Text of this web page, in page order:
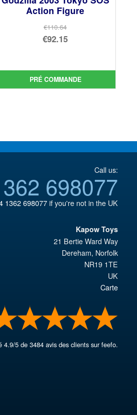
Action Figure
€110.64
Le
était :
€110.64.
€92.15
actuel
est :
PRÉ COMMANDE
Call us:
698077
1362 698077if you're not in the UK
Kapow Toys
21 Bertie Ward Way
Dereham, Norfolk
NR19 1TE
UK
Carte
4.9/5 de3484 avis des clients sur feefo.